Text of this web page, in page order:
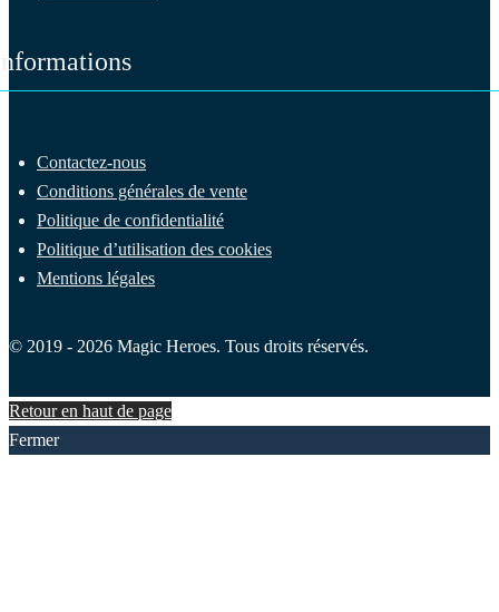
Contactez-nous
Conditions générales de vente
Politique de confidentialité
Politique d’utilisation des cookies
Mentions légales
© 2019 - 2026 Magic Heroes. Tous droits réservés.
Retour en haut de page
Fermer